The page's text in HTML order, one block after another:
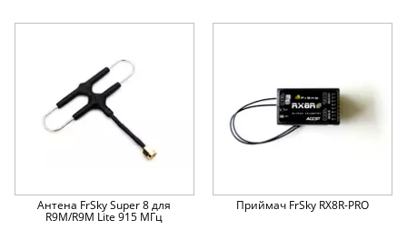
Антена FrSky Super 8 для
R9M/R9M Lite 915 МГц
Приймач FrSky RX8R-PRO